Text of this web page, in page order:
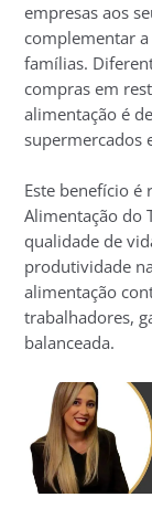
empresas aos
complementar
famílias.
compras em
alimentação é
supermercados
Este benefício é
Alimentação do
qualidade de
produtividade
alimentação
trabalhadores,
balanceada.